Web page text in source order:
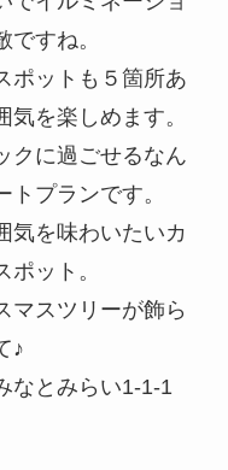
すね。
ポットも５箇所あ
を楽しめます。
クに過ごせるなん
プランです。
気を味わいたいカ
ット。
マスツリーが飾ら
♪
なとみらい1-1-1